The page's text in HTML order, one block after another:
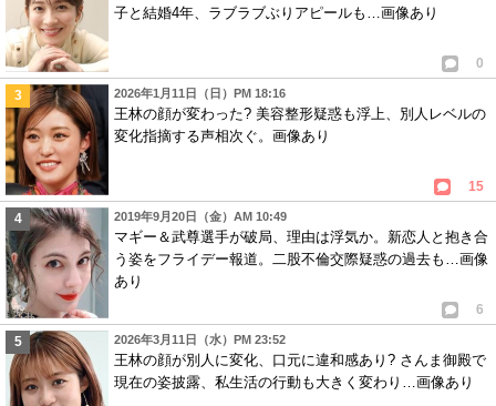
子と結婚4年、ラブラブぶりアピールも…画像あり
0
2026年1月11日（日）PM 18:16
王林の顔が変わった? 美容整形疑惑も浮上、別人レベルの
変化指摘する声相次ぐ。画像あり
15
2019年9月20日（金）AM 10:49
マギー＆武尊選手が破局、理由は浮気か。新恋人と抱き合
う姿をフライデー報道。二股不倫交際疑惑の過去も…画像
あり
6
2026年3月11日（水）PM 23:52
王林の顔が別人に変化、口元に違和感あり? さんま御殿で
現在の姿披露、私生活の行動も大きく変わり…画像あり